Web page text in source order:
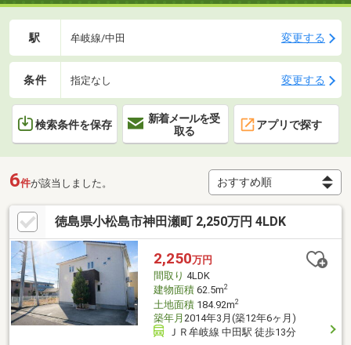
駅 牟岐線/中田 変更する
条件 指定なし 変更する
検索条件を保存
新着メールを受
取る
アプリで探す
6件が該当しました。
徳島県小松島市神田瀬町 2,250万円 4LDK
2,250万円
間取り 4LDK
建物面積62.5m2
土地面積184.92m2
築年月 2014年3月(築12年6ヶ月)
ＪＲ牟岐線 中田駅 徒歩13分